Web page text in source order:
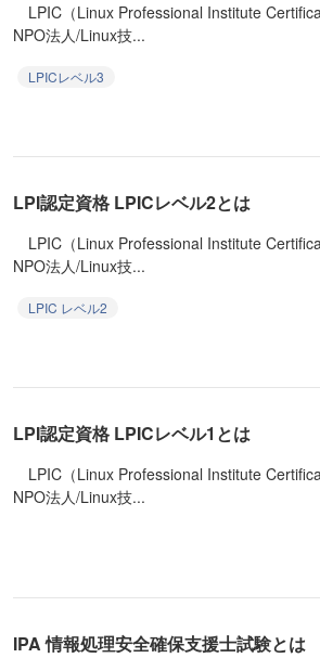
LPIC（Linux Professional Institute
NPO法人/Linux技...
LPICレベル3
LPI認定資格 LPICレベル2とは
LPIC（Linux Professional Institute
NPO法人/Linux技...
LPIC レベル2
LPI認定資格 LPICレベル1とは
LPIC（Linux Professional Institute
NPO法人/Linux技...
IPA 情報処理安全確保支援士試験とは